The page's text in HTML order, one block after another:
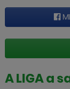
A LIGA a